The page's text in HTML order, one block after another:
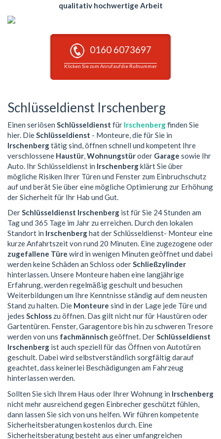
qualitativ hochwertige Arbeit
0160 6073697
Klicken Sie zum Anruf auf die Rufnummer
Schlüsseldienst Irschenberg
Einen seriösen Schlüsseldienst für Irschenbergfinden Sie
hier. DieSchlüsseldienst - Monteure, die für Sie in
Irschenbergtätig sind, öffnen schnell und kompetent Ihre
verschlossene Haustür,Wohnungstüroder Garage sowie Ihr
Auto. Ihr Schlüsseldienst in Irschenbergklärt Sie über
mögliche Risiken Ihrer Türen und Fenster zum Einbruchschutz
auf und berät Sie über eine mögliche Optimierung zur Erhöhung
der Sicherheit für Ihr Hab und Gut.
DerSchlüsseldienst Irschenberg ist für Sie 24 Stunden am
Tag und 365 Tage im Jahr zu erreichen. Durch den lokalen
Standort in Irschenberghat der Schlüsseldienst- Monteur eine
kurze Anfahrtszeit von rund 20 Minuten. Eine zugezogene oder
zugefallene Türe wird in wenigen Minuten geöffnet und dabei
werden keine Schäden an Schloss oderSchließzylinder
hinterlassen. Unsere Monteure haben eine langjährige
Erfahrung, werden regelmäßig geschult und besuchen
Weiterbildungen um Ihre Kenntnisse ständig auf dem neusten
Stand zu halten. Die Monteure sind in der Lage jede Türe und
jedes Schloss zu öffnen. Das gilt nicht nur für Haustüren oder
Gartentüren. Fenster, Garagentore bis hin zu schweren Tresore
werden von uns fachmännisch geöffnet. DerSchlüsseldienst
Irschenberg ist auch speziell für das Öffnen von Autotüren
geschult. Dabei wird selbstverständlich sorgfältig darauf
geachtet, dass keinerlei Beschädigungen am Fahrzeug
hinterlassen werden.
Sollten Sie sich Ihrem Haus oder Ihrer Wohnung in Irschenberg
nicht mehr ausreichend gegen Einbrecher geschützt fühlen,
dann lassen Sie sich von uns helfen. Wir führen kompetente
Sicherheitsberatungen kostenlos durch. Eine
Sicherheitsberatung besteht aus einer umfangreichen